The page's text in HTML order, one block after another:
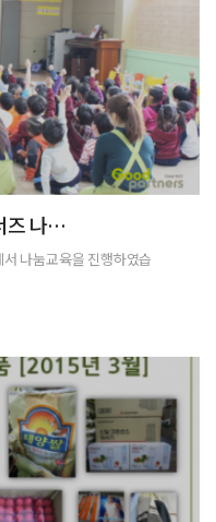
즈 나…
나눔교육을 진행하였습